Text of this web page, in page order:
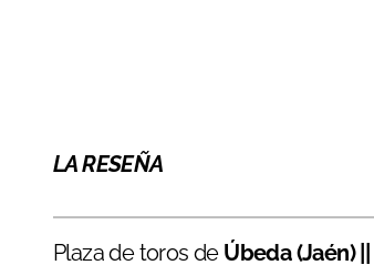
LA RESEÑA
Plaza de toros deÚbeda (Jaén) ||